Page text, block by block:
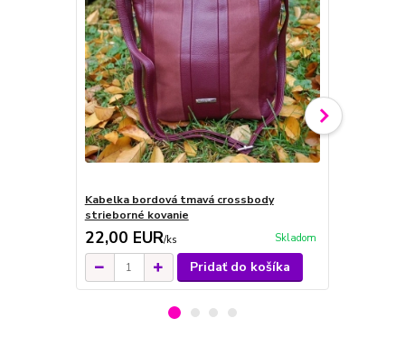
Kabelka bordová tmavá crossbody
strieborné kovanie
22,00 EUR/ks Skladom
Pridať do košíka